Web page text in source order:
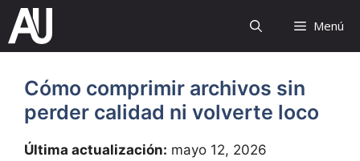
Saltar
contenido
Menú
Cómo comprimir archivos sin
perder calidad ni volverte loco
Última actualización: mayo 12, 2026